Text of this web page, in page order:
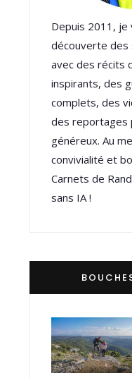
Depuis 2011, je
découverte des
avec des récits
inspirants, des
complets, des
des reportages
généreux. Au
convivialité et
Carnets de
sans IA !